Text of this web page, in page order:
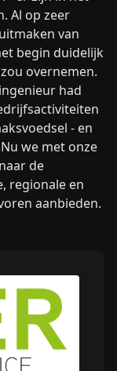
Al op zeer
van
begin duidelijk
overnemen.
had
- en
we met onze
de
regionale en
aanbieden.